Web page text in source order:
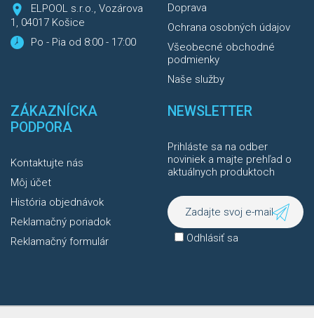
ELPOOL s.r.o., Vozárova
1, 04017 Košice
Po - Pia od 8:00 - 17:00
Doprava
Ochrana osobných údajov
Všeobecné obchodné
podmienky
Naše služby
ZÁKAZNÍCKA
PODPORA
Kontaktujte nás
Môj účet
História objednávok
Reklamačný poriadok
Reklamačný formulár
NEWSLETTER
Prihláste sa na odber
noviniek a majte prehľad o
aktuálnych produktoch
Odhlásiť sa